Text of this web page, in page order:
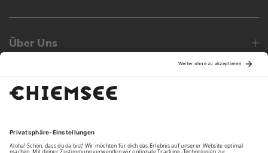
Über Uns
Family
Unsere Vorteile